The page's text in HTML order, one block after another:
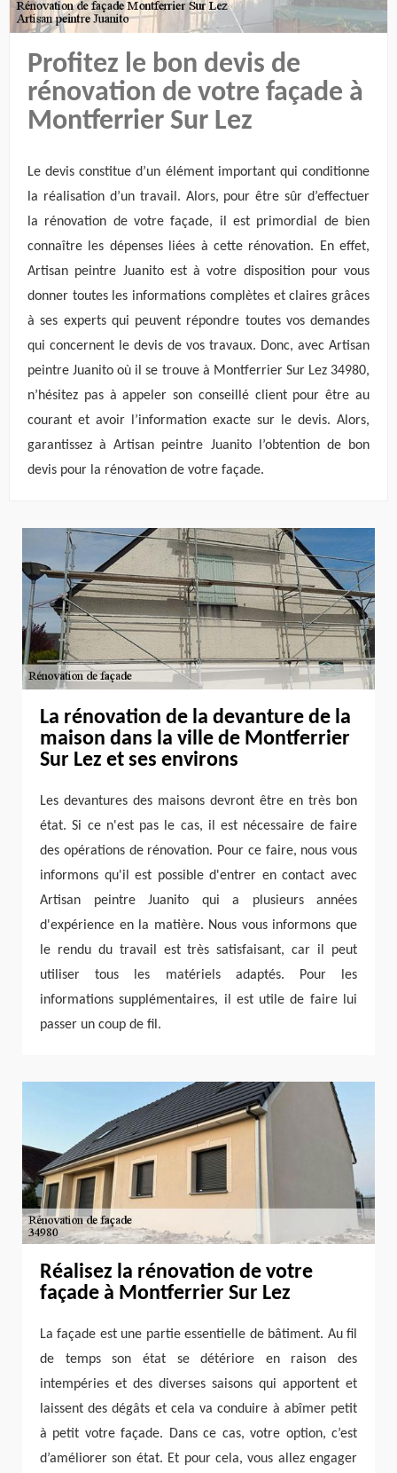
Profitez le bon devis de
rénovation de votre façade à
Montferrier Sur Lez
Le devis constitue d’un élément important qui conditionne
la réalisation d’un travail. Alors, pour être sûr d’effectuer
la rénovation de votre façade, il est primordial de bien
connaître les dépenses liées à cette rénovation. En effet,
Artisan peintre Juanito est à votre disposition pour vous
donner toutes les informations complètes et claires grâces
à ses experts qui peuvent répondre toutes vos demandes
qui concernent le devis de vos travaux. Donc, avec Artisan
peintre Juanito où il se trouve à Montferrier Sur Lez 34980,
n’hésitez pas à appeler son conseillé client pour être au
courant et avoir l’information exacte sur le devis. Alors,
garantissez à Artisan peintre Juanito l’obtention de bon
devis pour la rénovation de votre façade.
La rénovation de la devanture de la
maison dans la ville de Montferrier
Sur Lez et ses environs
Les devantures des maisons devront être en très bon
état. Si ce n'est pas le cas, il est nécessaire de faire
des opérations de rénovation. Pour ce faire, nous vous
informons qu'il est possible d'entrer en contact avec
Artisan peintre Juanito qui a plusieurs années
d'expérience en la matière. Nous vous informons que
le rendu du travail est très satisfaisant, car il peut
utiliser tous les matériels adaptés. Pour les
informations supplémentaires, il est utile de faire lui
passer un coup de fil.
Réalisez la rénovation de votre
façade à Montferrier Sur Lez
La façade est une partie essentielle de bâtiment. Au fil
de temps son état se détériore en raison des
intempéries et des diverses saisons qui apportent et
laissent des dégâts et cela va conduire à abîmer petit
à petit votre façade. Dans ce cas, votre option, c’est
d’améliorer son état. Et pour cela, vous allez engager